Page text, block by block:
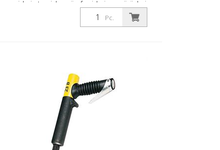
giderir, temizler, cürufu giderir ve pürüzleri
giderir. Esasen, pürüzlü yüzeyleri
düzeltirler. İğneler serbestçe hareket
kullanılabilir. Ağırlık: 1,3 kg (2,9 lbs) Hava
tüketimi: 96 L/dak (3,4 cfm) İğneler ø
3mm: 12 adet Hava basıncı: maks. 6 bar
(85 psi) Bağlantı: G 3/8 '' Gürültü seviyesi:
Pc.